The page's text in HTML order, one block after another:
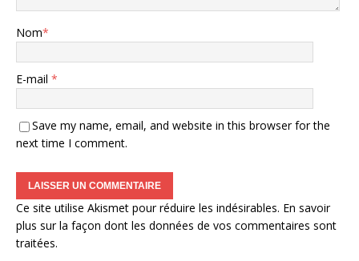
Nom*
E-mail *
Save my name, email, and website in this browser for the
next time I comment.
Ce site utilise Akismet pour réduire les indésirables. En savoir
plus sur la façon dont les données de vos commentaires sont
traitées.